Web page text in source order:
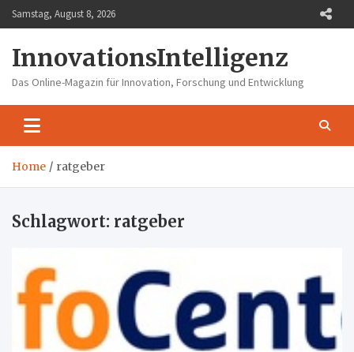
Skip
to
Samstag, August 8, 2026
InnovationsIntelligenz
Das Online-Magazin für Innovation, Forschung und Entwicklung
Home ratgeber
Schlagwort: ratgeber